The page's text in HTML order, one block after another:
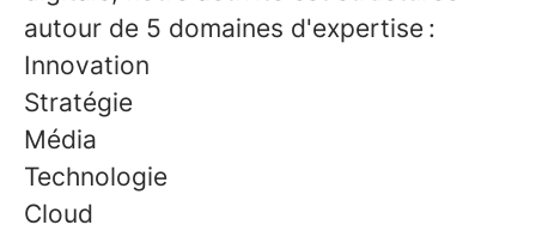
autour de 5 domaines d'expertise :
Innovation
Stratégie
Média
Technologie
Cloud